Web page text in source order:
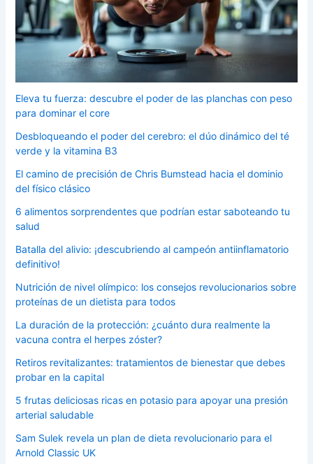
Eleva tu fuerza: descubre el poder de las planchas con peso
para dominar el core
Desbloqueando el poder del cerebro: el dúo dinámico del té
verde y la vitamina B3
El camino de precisión de Chris Bumstead hacia el dominio
del físico clásico
6 alimentos sorprendentes que podrían estar saboteando tu
salud
Batalla del alivio: ¡descubriendo al campeón antiinflamatorio
definitivo!
Nutrición de nivel olímpico: los consejos revolucionarios sobre
proteínas de un dietista para todos
La duración de la protección: ¿cuánto dura realmente la
vacuna contra el herpes zóster?
Retiros revitalizantes: tratamientos de bienestar que debes
probar en la capital
5 frutas deliciosas ricas en potasio para apoyar una presión
arterial saludable
Sam Sulek revela un plan de dieta revolucionario para el
Arnold Classic UK